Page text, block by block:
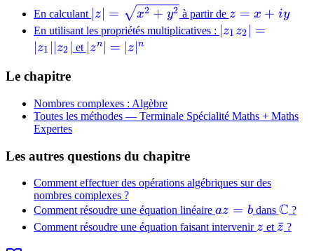
En calculant |z| =
\sqrt{x^2
+ y^2}
∣z∣ = x2 + y2 à partir de z
=
z = x + iy
En utilisant les propriétés multiplicatives : |z_1 z_2|
∣z1 z2 ∣ =
∣z1 ∣∣z2 ∣ et |z^n|
∣zn ∣ = ∣z∣n
Le chapitre
Nombres complexes : Algèbre
Toutes les méthodes — Terminale Spécialité Maths + Maths
Expertes
Les autres questions du chapitre
Comment effectuer des opérations algébriques sur des
nombres complexes ?
Comment résoudre une équation linéaire az
=
az = bdans C ?
Comment résoudre une équation faisant intervenir z
z et z
ˉ?